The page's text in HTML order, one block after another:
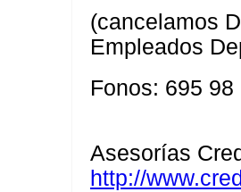
(cancelamos
Empleados
Fonos: 695
Asesorías
http://